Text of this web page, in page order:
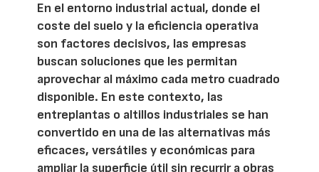
En el entorno industrial actual, donde el
coste del suelo y la eficiencia operativa
son factores decisivos, las empresas
buscan soluciones que les permitan
aprovechar al máximo cada metro cuadrado
disponible. En este contexto, las
entreplantas o altillos industriales se han
convertido en una de las alternativas más
eficaces, versátiles y económicas para
ampliar la superficie útil sin recurrir a obras